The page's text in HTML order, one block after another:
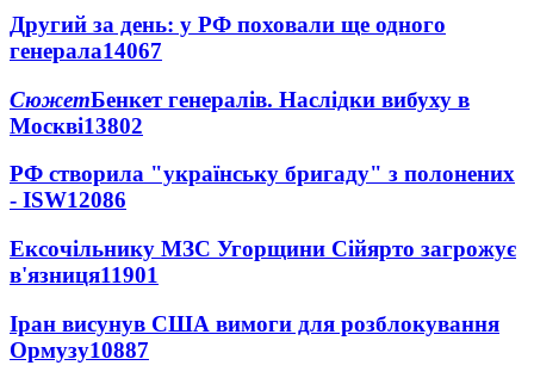
Другий за день: у РФ поховали ще одного
генерала14067
СюжетБенкет генералів. Наслідки вибуху в
Москві13802
РФ створила "українську бригаду" з полонених
- ISW12086
Ексочільнику МЗС Угорщини Сійярто загрожує
в'язниця11901
Іран висунув США вимоги для розблокування
Ормузу10887